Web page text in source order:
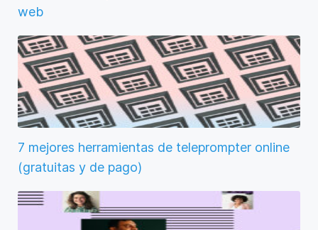
web
7 mejores herramientas de teleprompter online
(gratuitas y de pago)